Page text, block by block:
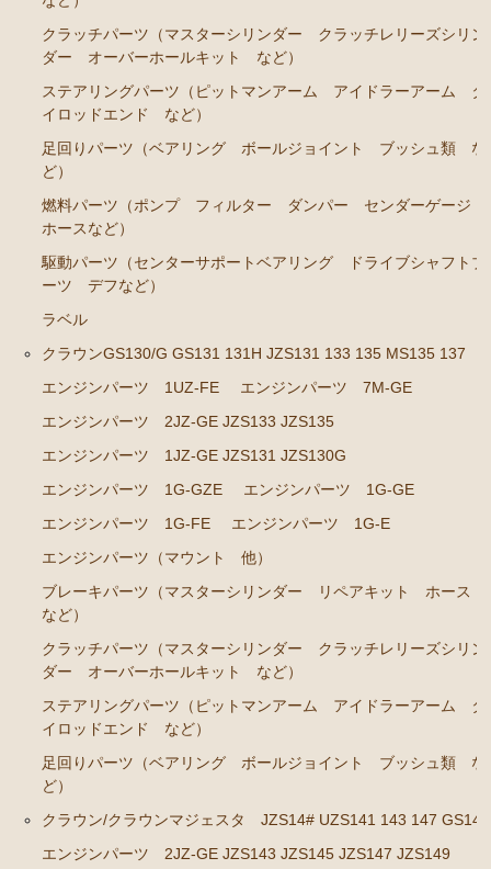
クラッチパーツ（マスターシリンダー クラッチレリーズシリン
ダー オーバーホールキット など）
ステアリングパーツ（ピットマンアーム アイドラーアーム タ
イロッドエンド など）
足回りパーツ（ベアリング ボールジョイント ブッシュ類 な
ど）
燃料パーツ（ポンプ フィルター ダンパー センダーゲージ
ホースなど）
駆動パーツ（センターサポートベアリング ドライブシャフトブ
ーツ デフなど）
ラベル
クラウンGS130/G GS131 131H JZS131 133 135 MS135 137
エンジンパーツ 1UZ-FE
エンジンパーツ 7M-GE
エンジンパーツ 2JZ-GE JZS133 JZS135
エンジンパーツ 1JZ-GE JZS131 JZS130G
エンジンパーツ 1G-GZE
エンジンパーツ 1G-GE
エンジンパーツ 1G-FE
エンジンパーツ 1G-E
エンジンパーツ（マウント 他）
ブレーキパーツ（マスターシリンダー リペアキット ホース
など）
クラッチパーツ（マスターシリンダー クラッチレリーズシリン
ダー オーバーホールキット など）
ステアリングパーツ（ピットマンアーム アイドラーアーム タ
イロッドエンド など）
足回りパーツ（ベアリング ボールジョイント ブッシュ類 な
ど）
クラウン/クラウンマジェスタ JZS14# UZS141 143 147 GS141
エンジンパーツ 2JZ-GE JZS143 JZS145 JZS147 JZS149